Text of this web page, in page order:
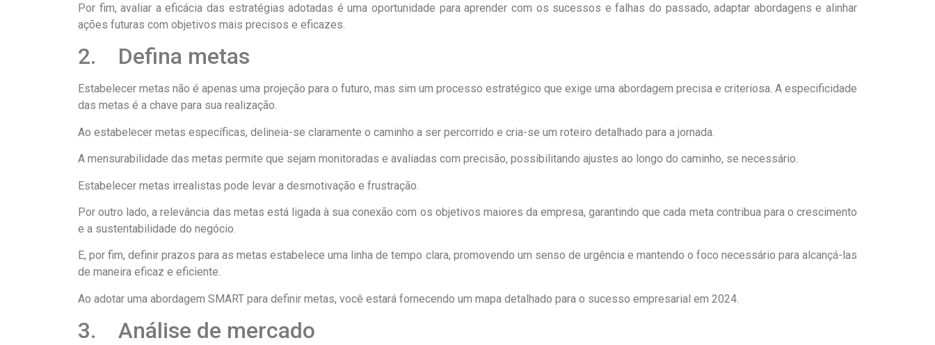
Por fim, avaliar a eficácia das estratégias adotadas é uma oportunidade para aprender com os sucessos e falhas do passado, adaptar abordagens e alinhar
ações futuras com objetivos mais precisos e eficazes.
2. Defina metas
Estabelecer metas não é apenas uma projeção para o futuro, mas sim um processo estratégico que exige uma abordagem precisa e criteriosa. A especificidade
das metas é a chave para sua realização.
Ao estabelecer metas específicas, delineia-se claramente o caminho a ser percorrido e cria-se um roteiro detalhado para a jornada.
A mensurabilidade das metas permite que sejam monitoradas e avaliadas com precisão, possibilitando ajustes ao longo do caminho, se necessário.
Estabelecer metas irrealistas pode levar a desmotivação e frustração.
Por outro lado, a relevância das metas está ligada à sua conexão com os objetivos maiores da empresa, garantindo que cada meta contribua para o crescimento
e a sustentabilidade do negócio.
E, por fim, definir prazos para as metas estabelece uma linha de tempo clara, promovendo um senso de urgência e mantendo o foco necessário para alcançá-las
de maneira eficaz e eficiente.
Ao adotar uma abordagem SMART para definir metas, você estará fornecendo um mapa detalhado para o sucesso empresarial em 2024.
3. Análise de mercado